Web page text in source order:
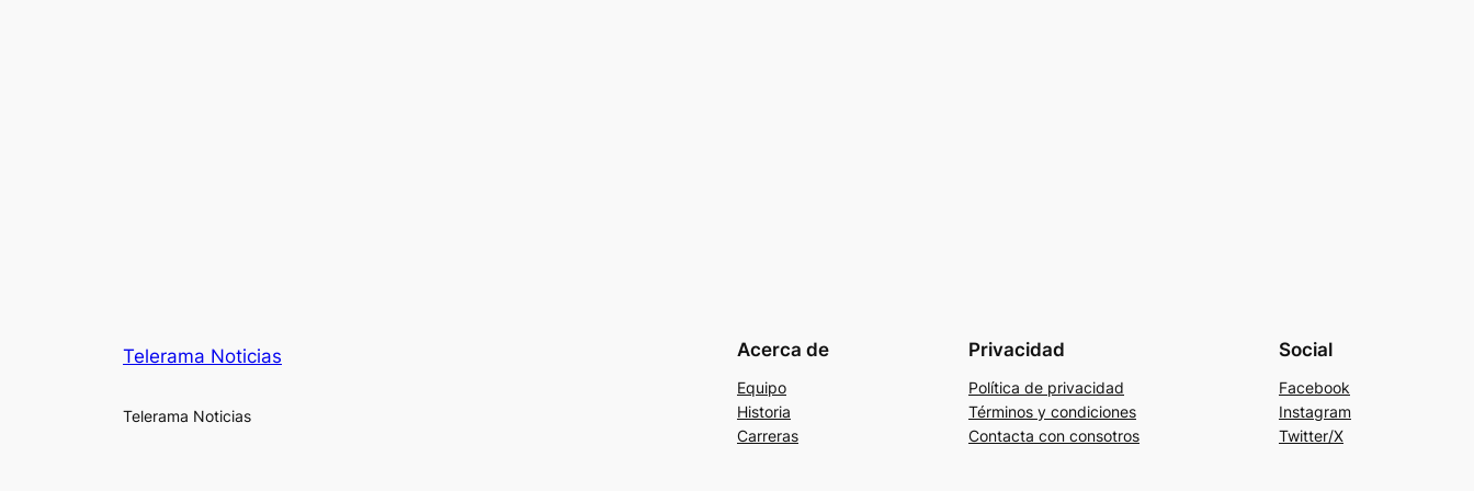
Telerama Noticias
Telerama Noticias
Acerca de
Equipo
Historia
Carreras
Privacidad
Política de privacidad
Términos y condiciones
Contacta con consotros
Social
Facebook
Instagram
Twitter/X